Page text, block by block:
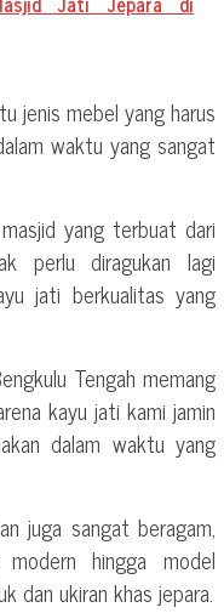
jenis mebel yang harus
waktu yang sangat
yang terbuat dari
perlu diragukan lagi
jati berkualitas yang
Tengah memang
kayu jati kami jamin
dalam waktu yang
juga sangat beragam,
hingga model
dan ukiran khas jepara.